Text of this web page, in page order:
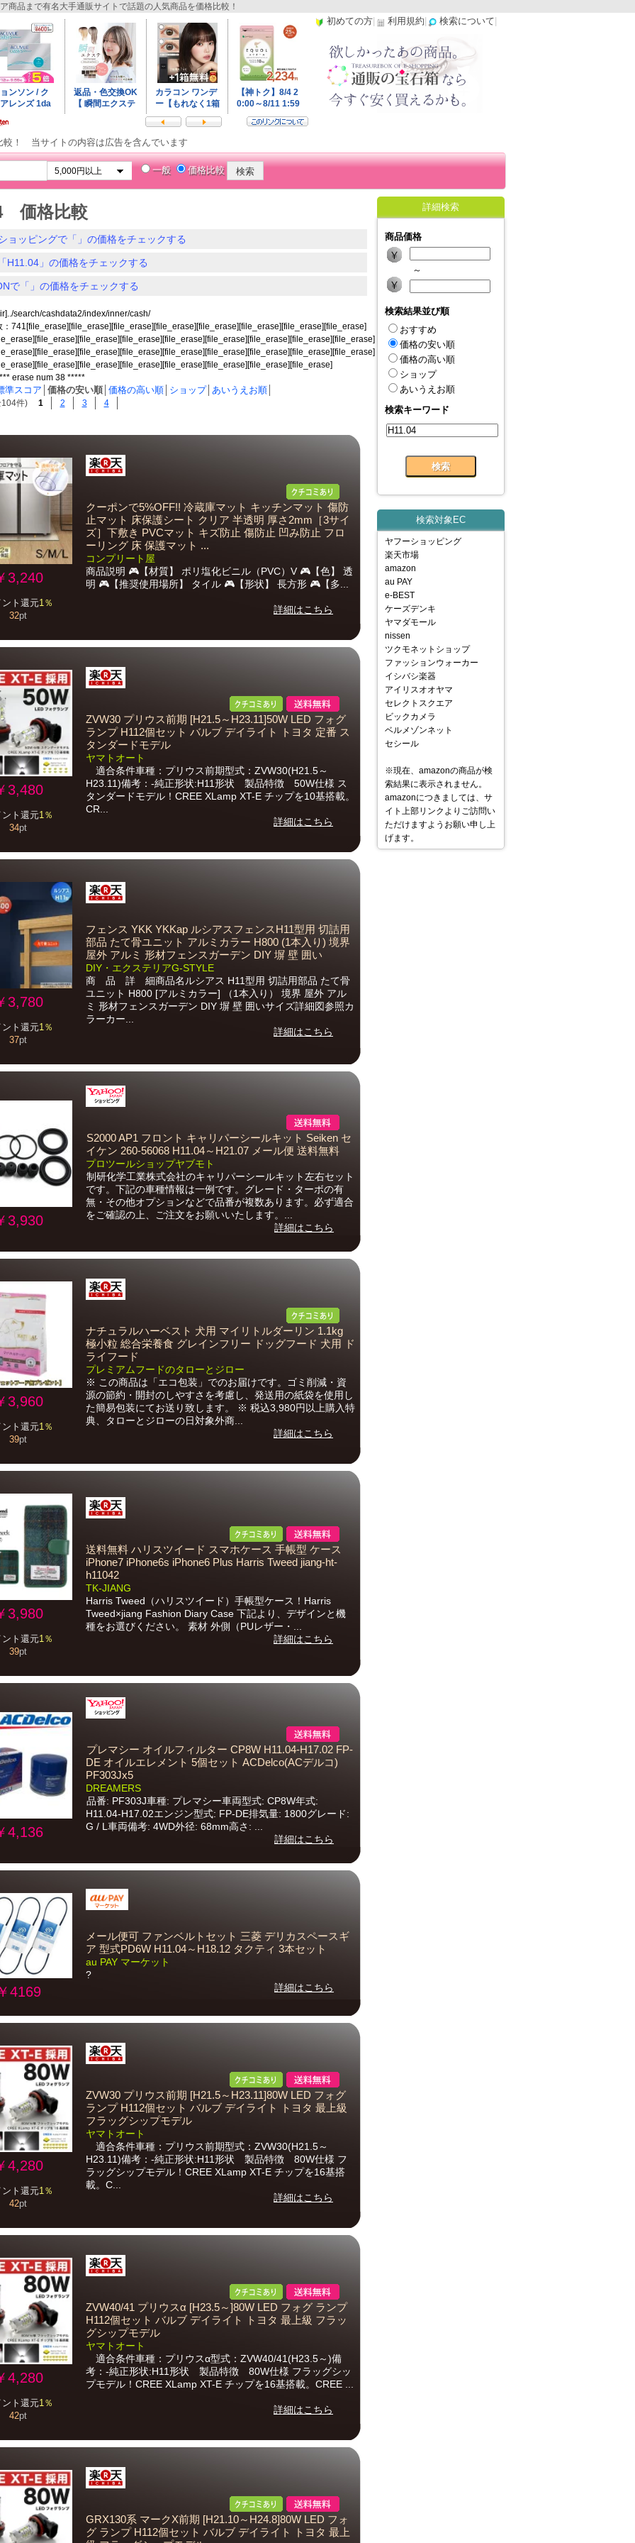
品まで有名大手通販サイトで話題の人気商品を価格比較！
初めての方 利用規約 検索について
較！ 当サイトの内容は広告を含んでいます
一般 価格比較
価格比較
ョッピングで「」の価格をチェックする
H11.04」の価格をチェックする
で「」の価格をチェックする
search/cashdata2/index/inner/cash/
：741[file_erase][file_erase][file_erase][file_erase][file_erase][file_erase][file_erase][file_erase]
erase num 38 *****
準スコア 価格の安い順 価格の高い順 ショップ│ あいうえお順
件) 1 2 3 4
3,240
ト還元1％
32pt
クーポンで5%OFF!! 冷蔵庫マット キッチンマット 傷防
止マット 床保護シート クリア 半透明 厚さ2mm［3サイ
ズ］下敷き PVCマット キズ防止 傷防止 凹み防止 フロ
ーリング 床 保護マット ...
コンプリート屋
商品説明 🎮【材質】 ポリ塩化ビニル（PVC）V 🎮【色】 透
明 🎮【推奨使用場所】 タイル 🎮【形状】 長方形 🎮【多...
詳細はこちら
3,480
ト還元1％
34pt
ZVW30 プリウス前期 [H21.5～H23.11]50W LED フォグ
ランプ H112個セット バルブ デイライト トヨタ 定番 ス
タンダードモデル
ヤマトオート
適合条件車種：プリウス前期型式：ZVW30(H21.5～
H23.11)備考：-純正形状:H11形状 製品特徴 50W仕様 ス
タンダードモデル！CREE XLamp XT-E チップを10基搭載。
CR...
詳細はこちら
3,780
ト還元1％
37pt
フェンス YKK YKKap ルシアスフェンスH11型用 切詰用
部品 たて骨ユニット アルミカラー H800 (1本入り) 境界
屋外 アルミ 形材フェンスガーデン DIY 塀 壁 囲い
DIY・エクステリアG-STYLE
商 品 詳 細商品名ルシアス H11型用 切詰用部品 たて骨
ユニット H800 [アルミカラー] （1本入り） 境界 屋外 アル
ミ 形材フェンスガーデン DIY 塀 壁 囲いサイズ詳細図参照カ
ラーカー...
詳細はこちら
3,930
S2000 AP1 フロント キャリパーシールキット Seiken セ
イケン 260-56068 H11.04～H21.07 メール便 送料無料
プロツールショップヤブモト
制研化学工業株式会社のキャリパーシールキット左右セット
です。下記の車種情報は一例です。グレード・ターボの有
無・その他オプションなどで品番が複数あります。必ず適合
をご確認の上、ご注文をお願いいたします。...
詳細はこちら
3,960
ト還元1％
39pt
ナチュラルハーベスト 犬用 マイリトルダーリン 1.1kg
極小粒 総合栄養食 グレインフリー ドッグフード 犬用 ド
ライフード
プレミアムフードのタローとジロー
※ この商品は「エコ包装」でのお届けです。ゴミ削減・資
源の節約・開封のしやすさを考慮し、発送用の紙袋を使用し
た簡易包装にてお送り致します。 ※ 税込3,980円以上購入特
典、タローとジローの日対象外商...
詳細はこちら
3,980
ト還元1％
39pt
送料無料 ハリスツイード スマホケース 手帳型 ケース
iPhone7 iPhone6s iPhone6 Plus Harris Tweed jiang-ht-
h11042
TK-JIANG
Harris Tweed（ハリスツイード）手帳型ケース！Harris
Tweed×jiang Fashion Diary Case 下記より、デザインと機
種をお選びください。 素材 外側（PUレザー・...
詳細はこちら
4,136
プレマシー オイルフィルター CP8W H11.04-H17.02 FP-
DE オイルエレメント 5個セット ACDelco(ACデルコ)
PF303Jx5
DREAMERS
品番: PF303J車種: プレマシー車両型式: CP8W年式:
H11.04-H17.02エンジン型式: FP-DE排気量: 1800グレード:
G / L車両備考: 4WD外径: 68mm高さ: ...
詳細はこちら
4169
メール便可 ファンベルトセット 三菱 デリカスペースギ
ア 型式PD6W H11.04～H18.12 タクティ 3本セット
au PAY マーケット
?
詳細はこちら
4,280
ト還元1％
42pt
ZVW30 プリウス前期 [H21.5～H23.11]80W LED フォグ
ランプ H112個セット バルブ デイライト トヨタ 最上級
フラッグシップモデル
ヤマトオート
適合条件車種：プリウス前期型式：ZVW30(H21.5～
H23.11)備考：-純正形状:H11形状 製品特徴 80W仕様 フ
ラッグシップモデル！CREE XLamp XT-E チップを16基搭
載。C...
詳細はこちら
4,280
ト還元1％
42pt
ZVW40/41 プリウスα [H23.5～]80W LED フォグ ランプ
H112個セット バルブ デイライト トヨタ 最上級 フラッ
グシップモデル
ヤマトオート
適合条件車種：プリウスα型式：ZVW40/41(H23.5～)備
考：-純正形状:H11形状 製品特徴 80W仕様 フラッグシッ
プモデル！CREE XLamp XT-E チップを16基搭載。CREE ...
詳細はこちら
GRX130系 マークX前期 [H21.10～H24.8]80W LED フォ
グ ランプ H112個セット バルブ デイライト トヨタ 最上
詳細検索
商品価格
～
検索結果並び順
おすすめ
価格の安い順
価格の高い順
ショップ
あいうえお順
検索キーワード
検索対象EC
ヤフーショッピング
楽天市場
amazon
au PAY
e-BEST
ケーズデンキ
ヤマダモール
nissen
ツクモネットショップ
ファッションウォーカー
イシバシ楽器
アイリスオオヤマ
セレクトスクエア
ビックカメラ
ベルメゾンネット
セシール
※現在、amazonの商品が検
索結果に表示されません。
amazonにつきましては、サ
イト上部リンクよりご訪問い
ただけますようお願い申し上
げます。